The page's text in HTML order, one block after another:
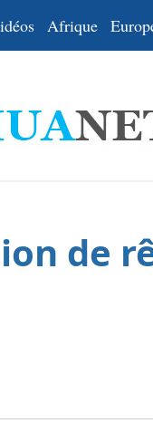
Afrique
de